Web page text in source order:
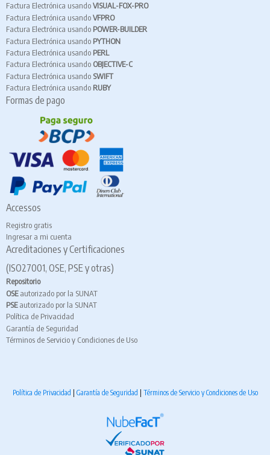
Factura Electrónica usandoVISUAL-FOX-PRO
Factura Electrónica usandoVFPRO
Factura Electrónica usando POWER-BUILDER
Factura Electrónica usando PYTHON
Factura Electrónica usando PERL
Factura Electrónica usando OBJECTIVE-C
Factura Electrónica usando SWIFT
Factura Electrónica usando RUBY
Formas de pago
Accessos
Registro gratis
Ingresar a mi cuenta
Acreditaciones y Certificaciones
(ISO27001, OSE, PSE y otras)
Repositorio
OSEautorizado por la SUNAT
PSEautorizado por la SUNAT
Política de Privacidad
Garantía de Seguridad
Términos de Servicio y Condiciones de Uso
Política de Privacidad Garantía de Seguridad Términos de Servicio y Condiciones de Uso